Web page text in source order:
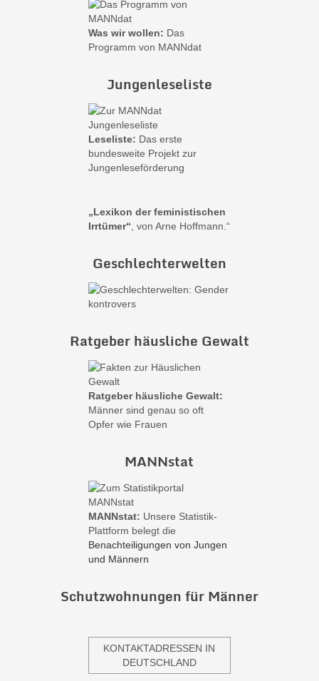
Was wir wollen: Das
Programm von MANNdat
Jungenleseliste
Leseliste: Das erste
bundesweite Projekt zur
Jungenleseförderung
„Lexikon der feministischen
Irrtümer“ , von Arne Hoffmann.“
Geschlechterwelten
Ratgeber häusliche Gewalt
Ratgeber häusliche Gewalt:
Männer sind genau so oft
Opfer wie Frauen
MANNstat
MANNstat: Unsere Statistik-
Plattform belegt die
Benachteiligungen von Jungen
und Männern
Schutzwohnungen für Männer
KONTAKTADRESSEN IN
DEUTSCHLAND